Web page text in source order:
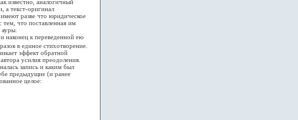
известно, аналогичный
а текст-оригинал
разве что юридическое
тем, что поставленная им
к переведенной ею
в единое стихотворение.
эффект обратной
усилия преодоления.
запись и каким был
предыдущие (и ранее
целое: